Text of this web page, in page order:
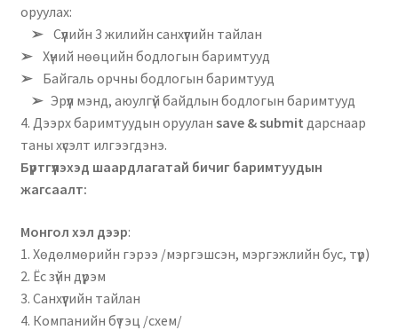
оруулах:
➢ Сүүлийн 3 жилийн санхүүгийн тайлан
➢ Хүний нөөцийн бодлогын баримтууд
➢ Байгаль орчны бодлогын баримтууд
➢Эрүүл мэнд, аюулгүй байдлын бодлогын баримтууд
4. Дээрх баримтуудын оруулан save & submit дарснаар
таны хүсэлт илгээгдэнэ.
Бүртгүүлэхэд шаардлагатай бичиг баримтуудын
жагсаалт:
Монгол хэл дээр:
1. Хөдөлмөрийн гэрээ /мэргэшсэн, мэргэжлийн бус, түр)
2. Ёс зүйн дүрэм
3. Санхүүгийн тайлан
4. Компанийн бүтэц /схем/